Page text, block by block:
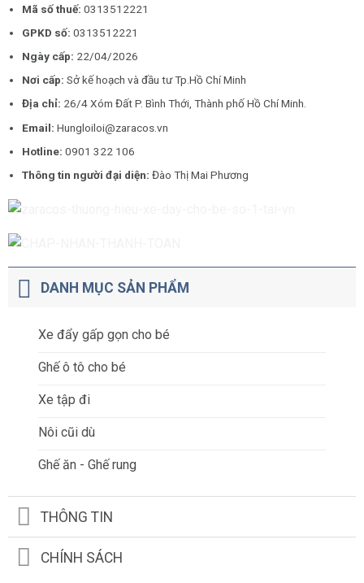
Mã số thuế: 0313512221
GPKD số:0313512221
Ngày cấp: 22/04/2026
Nơi cấp:Sở kế hoạch và đầu tư Tp.Hồ Chí Minh
Địa chỉ: 26/4 Xóm Đất P. Bình Thới, Thành phố Hồ Chí Minh.
Email:Hungloiloi@zaracos.vn
Hotline:0901 322 106
Thông tin người đại diện:Đào Thị Mai Phương
DANH MỤC SẢN PHẨM
Xe đẩy gấp gọn cho bé
Ghế ô tô cho bé
Xe tập đi
Nôi cũi dù
Ghế ăn - Ghế rung
THÔNG TIN
CHÍNH SÁCH